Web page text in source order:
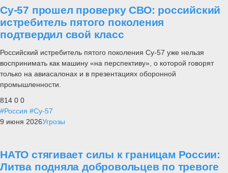
Су-57 прошел проверку СВО: российский
истребитель пятого поколения
подтвердил свой класс
Российский истребитель пятого поколения Су-57 уже нельзя
воспринимать как машину «на перспективу», о которой говорят
только на авиасалонах и в презентациях оборонной
промышленности.
814 0 0
#Россия #Су-57
9 июня 2026Угрозы
НАТО стягивает силы к границам России:
Литва подняла добровольцев по тревоге